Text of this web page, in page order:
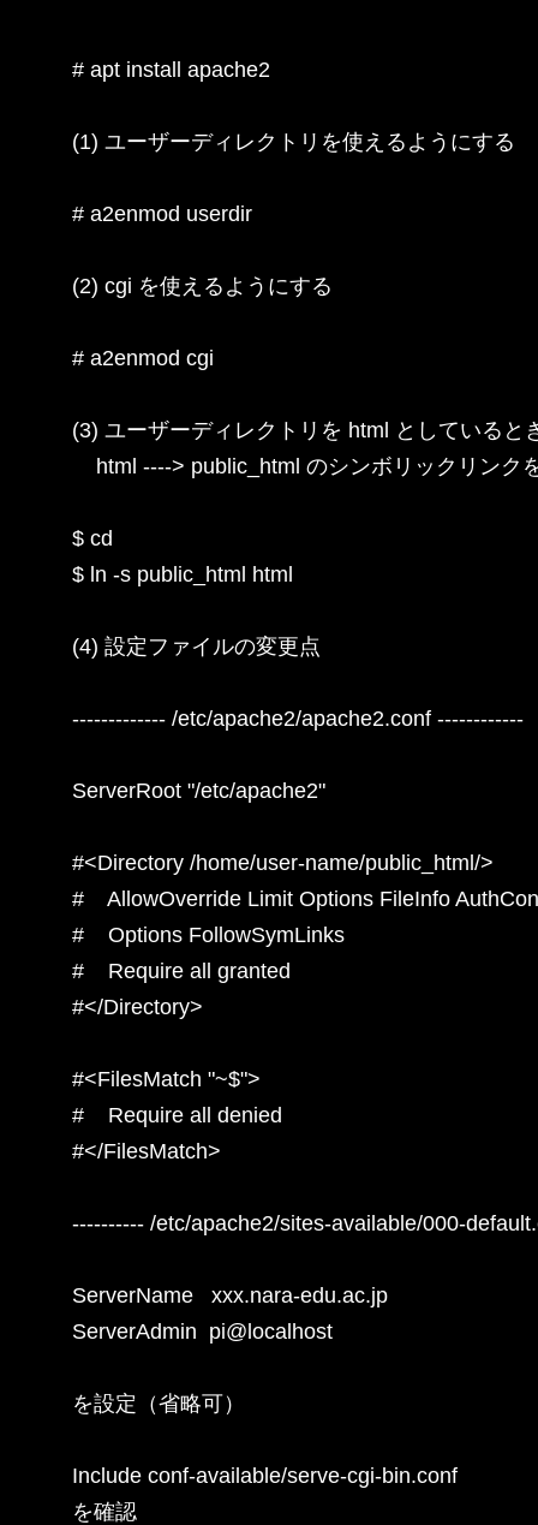
# apt install apache2
(1) ユーザーディレクトリを使えるようにする
# a2enmod userdir
(2) cgi を使えるようにする
# a2enmod cgi
(3) ユーザーディレクトリを html としていると
html ----> public_html のシンボリックリンク
$ cd
$ ln -s public_html html
(4) 設定ファイルの変更点
------------- /etc/apache2/apache2.conf ------------
ServerRoot "/etc/apache2"
#<Directory /home/user-name/public_html/>
#    AllowOverride Limit Options FileInfo
#    Options FollowSymLinks
#    Require all granted
#</Directory>
#<FilesMatch "~$">
#    Require all denied
#</FilesMatch>
---------- /etc/apache2/sites-available/000-
ServerName   xxx.nara-edu.ac.jp
ServerAdmin  pi@localhost
を設定（省略可）
Include conf-available/serve-cgi-bin.conf
を確認